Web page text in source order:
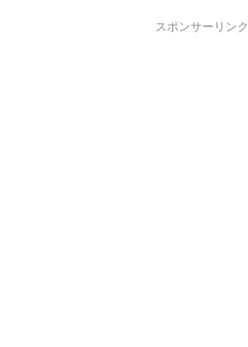
スポンサーリンク